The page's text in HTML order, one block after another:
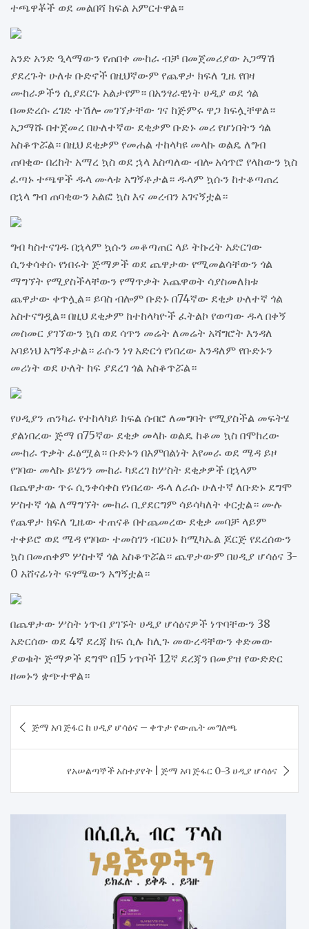
ተጫዋቾች ወደ መልበሻ ክፍል አምርተዋል።
አንድ አንድ ዒላማውን የጠበቀ ሙከራ ብቻ በመጀመሪያው አጋማሽ
ያደረጉት ሁለቱ ቡድኖች በዚህኛውም የጨዋታ ክፍለ ጊዜ የበዛ
ሙከራዎችን ሲያደርጉ አልታየም። በአንፃራዊነት ሀዲያ ወደ ጎል
በመድረሱ ረገድ ተሽሎ መገኘታቸው ገና ከጅምሩ ዋጋ ክፍሏቸዋል።
አጋማሹ በተጀመረ በሁለተኛው ደቂቃም ቡድኑ መሪ የሆነበትን ጎል
አስቆጥሯል። በዚህ ደቂቃም የመሐል ተከላካዩ መላኩ ወልዴ ለግብ
ጠባቂው በረከት አማረ ኳስ ወደ ኋላ እስጣለው ብሎ አሳጥሮ የላከውን ኳስ
ፈጣኑ ተጫዋች ዱላ ሙላቱ አግኝቶታል። ዱላም ኳሱን ከተቆጣጠረ
በኋላ ግብ ጠባቂውን አልፎ ኳስ እና መረብን አገናኝቷል።
ግብ ካስተናገዱ በኋላም ኳሱን መቆጣጠር ላይ ትኩረት አድርገው
ሲንቀሳቀሱ የነበሩት ጅማዎች ወደ ጨዋታው የሚመልሳቸውን ጎል
ማግኘት የሚያስችላቸውን የማጥቃት አጨዋወት ሳያስመለክቱ
ጨዋታው ቀጥሏል። ይባስ ብሎም ቡድኑ በ74ኛው ደቂቃ ሁለተኛ ጎል
አስተናግዷል። በዚህ ደቂቃም ከተከላካዮች ፈትልኮ የወጣው ዱላ በቀኝ
መስመር ያገኘውን ኳስ ወደ ሳጥን መሬት ለመሬት አሻግሮት እንዳለ
አባይነህ አግኝቶታል። ራሱን ነፃ አድርጎ የነበረው እንዳለም የቡድኑን
መሪነት ወደ ሁለት ከፍ ያደረገ ጎል አስቆጥሯል።
የሀዲያን ጠንካራ የተከላካይ ክፍል ሰብሮ ለመግባት የሚያስችል መፍትሄ
ያልነበረው ጅማ በ75ኛው ደቂቃ መላኩ ወልዴ ከቆመ ኳስ በሞከረው
ሙከራ ጥቃት ፈፅሟል። ቡድኑን በአምበልነት እየመራ ወደ ሜዳ ይዞ
የገባው መላኩ ይሄንን ሙከራ ካደረገ ከሦስት ደቂቃዎች በኋላም
በጨዋታው ጥሩ ሲንቀሳቀስ የነበረው ዱላ ለራሱ ሁለተኛ ለቡድኑ ደግሞ
ሦስተኛ ጎል ለማግኘት ሙከራ ቢያደርግም ሳይሳካለት ቀርቷል። ሙሉ
የጨዋታ ክፍለ ጊዜው ተጠናቆ በተጨመረው ደቂቃ መባቻ ላይም
ተቀይሮ ወደ ሜዳ የገባው ተመስገን ብርሀኑ ከሚካኤል ጆርጅ የደረሰውን
ኳስ በመጠቀም ሦስተኛ ጎል አስቆጥሯል። ጨዋታውም በሀዲያ ሆሳዕና 3-
0 አሸናፊነት ፍፃሜውን አግኝቷል።
በጨዋታው ሦስት ነጥብ ያገኙት ሀዲያ ሆሳዕናዎች ነጥባቸውን 38
አድርሰው ወደ 4ኛ ደረጃ ከፍ ሲሉ ከሊጉ መውረዳቸውን ቀድመው
ያወቁት ጅማዎች ደግሞ በ15 ነጥቦች 12ኛ ደረጃን በመያዝ የውድድር
ዘመኑን ቋጭተዋል።
navigation
ጅማ አባ ጅፋር ከ ሀዲያ ሆሳዕና – ቀጥታ የውጤት መግለጫ
የአሠልጣኞች አስተያየት | ጅማ አባ ጅፋር 0-3 ሀዲያ ሆሳዕና